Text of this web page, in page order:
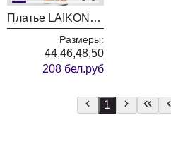
Платье LAIKONY L-923 белый
Размеры:
44,46,48,50
208 бел.руб
1